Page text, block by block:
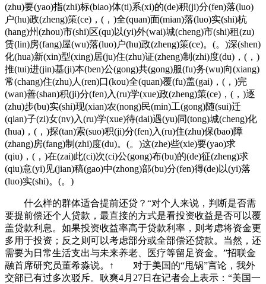
(zhu)要(yao)指(zhi)标(biao)体(ti)系(xi)的(de)积(ji)分(fen)落(luo)
户(hu)政(zheng)策(ce)，(，)全(quan)面(mian)落(luo)实(shi)杭
(hang)州(zhou)市(shi)区(qu)以(yi)外(wai)城(cheng)市(shi)租(zu)
赁(lin)房(fang)屋(wu)落(luo)户(hu)政(zheng)策(ce)。(。)深(shen)
化(hua)新(xin)型(xing)居(ju)住(zhu)证(zheng)制(zhi)度(du)，(，)
推(tui)进(jin)基(ji)本(ben)公(gong)共(gong)服(fu)务(wu)向(xiang)
常(chang)住(zhu)人(ren)口(kou)全(quan)覆(fu)盖(gai)，(，)完
(wan)善(shan)积(ji)分(fen)入(ru)学(xue)政(zheng)策(ce)，(，)逐
(zhu)步(bu)实(shi)现(xian)农(nong)民(min)工(gong)随(sui)迁
(qian)子(zi)女(nv)入(ru)学(xue)待(dai)遇(yu)同(tong)城(cheng)化
(hua)，(，)探(tan)索(suo)积(ji)分(fen)入(ru)住(zhu)保(bao)障
(zhang)房(fang)制(zhi)度(du)。(。)这(zhe)些(xie)要(yao)求
(qiu)，(，)在(zai)此(ci)次(ci)公(gong)布(bu)的(de)征(zheng)求
(qiu)意(yi)见(jian)稿(gao)中(zhong)部(bu)分(fen)得(de)以(yi)落
(luo)实(shi)。(。)
什么样的群体适合提前还贷？“对个人来说，判断是否需
要提前偿还个人贷款，最直接的方式是看投资收益是否可以覆
盖贷款利息。如果投资收益率高于贷款利率，则考虑将资金更
多用于投资；反之则可以考虑部分或全部偿还贷款。当然，还
需要为日常生活支出与未来养老、医疗等留足资金。”招联金
融首席研究员董希淼说。↑ 对于美国的“甩锅”言论，我外
交部已有过多次驳斥。耿爽4月27日在记者会上表示：“美国一